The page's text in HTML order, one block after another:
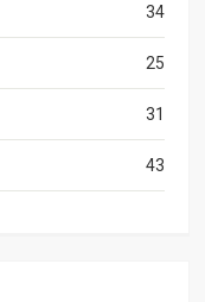
34
25
31
43